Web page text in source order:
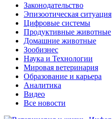
Законодательство
Эпизоотическая ситуация
Цифровые системы
Продуктивные животные
Домашние животные
Зообизнес
Наука и Технологии
Мировая ветеринария
Образование и карьера
Аналитика
Видео
Все новости